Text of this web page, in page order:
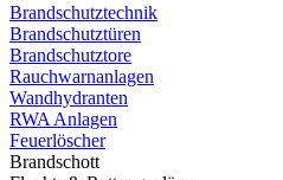
Brandschutztechnik
Brandschutztüren
Brandschutztore
Rauchwarnanlagen
Wandhydranten
RWA Anlagen
Feuerlöscher
Brandschott